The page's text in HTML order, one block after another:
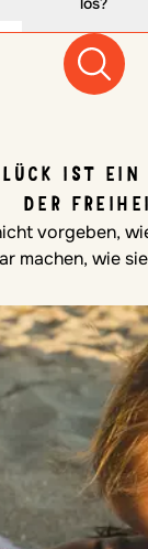
IST EIN
DER
vorgeben,
machen, wie